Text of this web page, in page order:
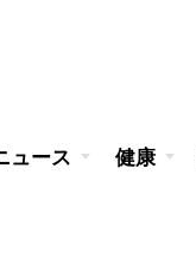
ュース 健康